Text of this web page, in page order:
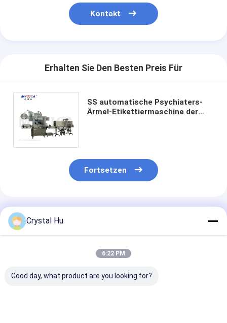
Kontakt
Erhalten Sie Den Besten Preis Für
SS automatische Psychiaters-
Ärmel-Etikettiermaschine der
Fortsetzen
Empfohlene Produkte
Crystal Hu
6:22 PM
Good day, what product are you looking for?